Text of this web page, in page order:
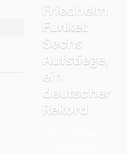
Friedhelm
Funkel:
Sechs
Aufstiege,
ein
deutscher
Rekord